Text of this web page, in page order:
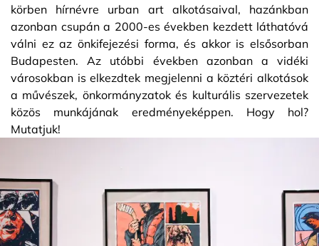
körben hírnévre urban art alkotásaival, hazánkban
azonban csupán a 2000-es években kezdett láthatóvá
válni ez az önkifejezési forma, és akkor is elsősorban
Budapesten. Az utóbbi években azonban a vidéki
városokban is elkezdtek megjelenni a köztéri alkotások
a művészek, önkormányzatok és kulturális szervezetek
közös munkájának eredményeképpen. Hogy hol?
Mutatjuk!